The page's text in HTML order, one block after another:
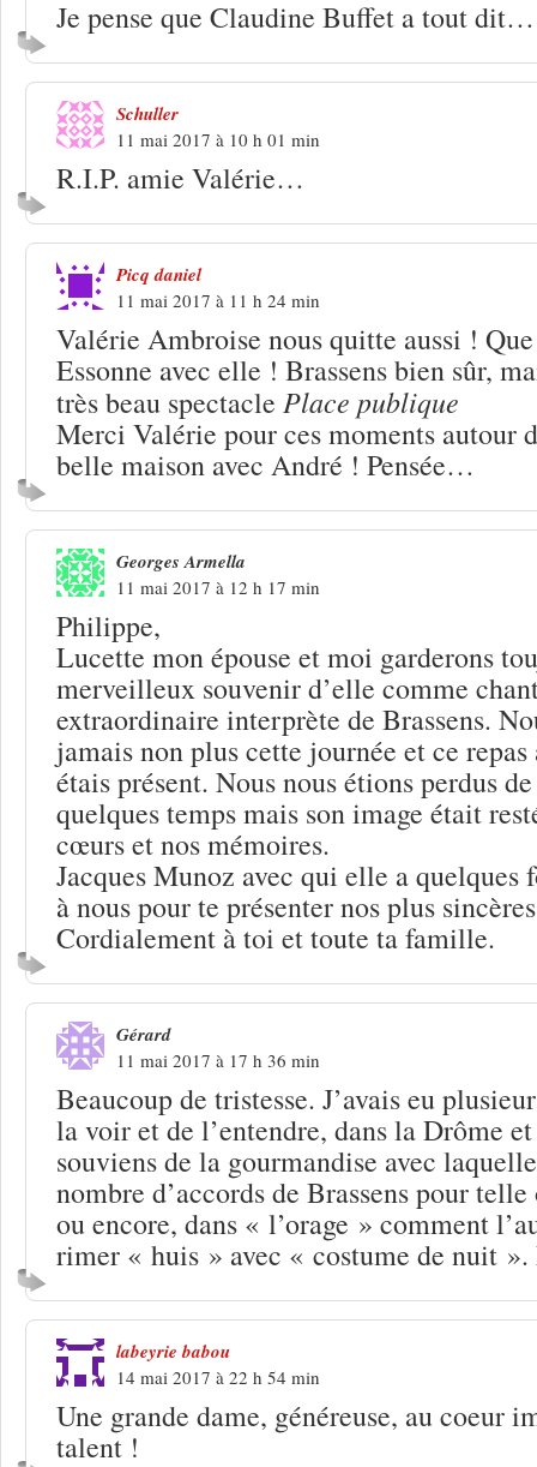
Je pense que Claudine Buffet a tout dit…
Schuller
11 mai 2017 à 10 h 01 min
R.I.P. amie Valérie…
Picq daniel
11 mai 2017 à 11 h 24 min
Valérie Ambroise nous quitte aussi !
Essonne avec elle ! Brassens bien sûr,
très beau spectacle Place publique
Merci Valérie pour ces moments autour
belle maison avec André ! Pensée…
Georges Armella
11 mai 2017 à 12 h 17 min
Philippe,
Lucette mon épouse et moi garderons
merveilleux souvenir d’elle comme
extraordinaire interprète de Brassens.
jamais non plus cette journée et ce
étais présent. Nous nous étions perdus
quelques temps mais son image était
cœurs et nos mémoires.
Jacques Munoz avec qui elle a quelques
à nous pour te présenter nos plus
Cordialement à toi et toute ta famille.
Gérard
11 mai 2017 à 17 h 36 min
Beaucoup de tristesse. J’avais eu
la voir et de l’entendre, dans la Drôme
souviens de la gourmandise avec
nombre d’accords de Brassens pour
ou encore, dans « l’orage » comment
rimer « huis » avec « costume de nuit
labeyrie babou
14 mai 2017 à 22 h 54 min
Une grande dame, généreuse, au coeur
talent !